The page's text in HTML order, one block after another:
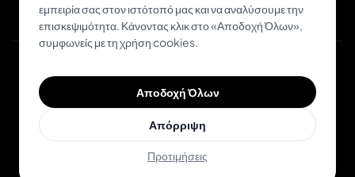
© 2026 Inkjin
Πολιτική ΑπορρήτουΌροι Χρήσης
εμπειρία σας στον ιστότοπό μας και να αναλύσουμε την
επισκεψιμότητα. Κάνοντας κλικ στο «Αποδοχή Όλων»,
συμφωνείς με τη χρήση cookies.
Αποδοχή Όλων
Απόρριψη
Προτιμήσεις